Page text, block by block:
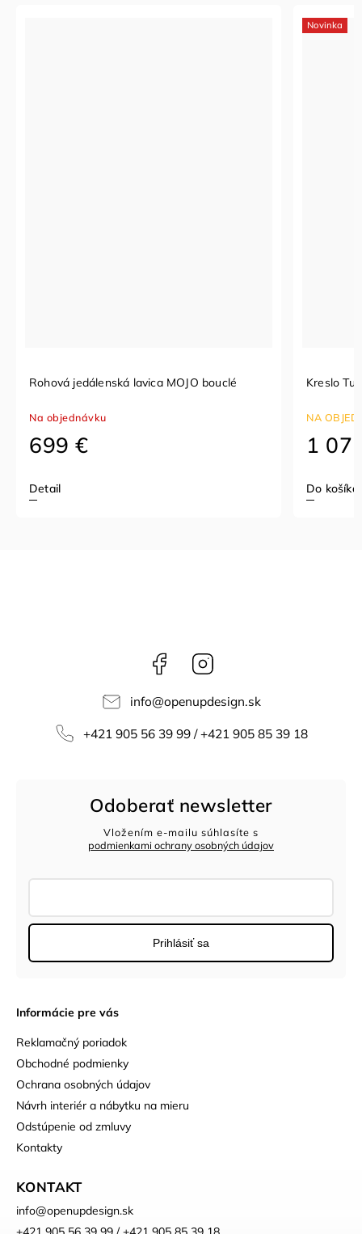
Rohová jedálenská lavica MOJO bouclé
Na objednávku
699 €
Detail
Novinka
Kreslo
NA
1
Do košíka
Facebook
info@openupdesign.sk
+421 905 56 39 99 / +421 905 85 39 18
Informácie pre vás
Reklamačný poriadok
Obchodné podmienky
Ochrana osobných údajov
Návrh interiér a nábytku na mieru
Odstúpenie od zmluvy
Kontakty
KONTAKT
info@openupdesign.sk
Odoberať newsletter
Vložením e-mailu súhlasíte s
podmienkami ochrany osobných údajov
Prihlásiť sa